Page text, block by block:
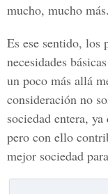
mucho, mucho más.
Es ese sentido, los
necesidades
un poco más allá
consideración no
sociedad entera,
pero con ello
mejor sociedad